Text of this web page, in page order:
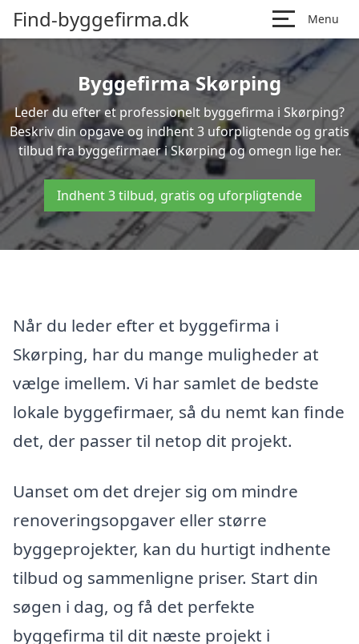
Find-byggefirma.dk Menu
Byggefirma Skørping
Leder du efter et professionelt byggefirma i Skørping?
Beskriv din opgave og indhent 3 uforpligtende og gratis
tilbud fra byggefirmaer i Skørping og omegn lige her.
Indhent 3 tilbud, gratis og uforpligtende
Når du leder efter et byggefirma i
Skørping, har du mange muligheder at
vælge imellem. Vi har samlet de bedste
lokale byggefirmaer, så du nemt kan finde
det, der passer til netop dit projekt.
Uanset om det drejer sig om mindre
renoveringsopgaver eller større
byggeprojekter, kan du hurtigt indhente
tilbud og sammenligne priser. Start din
søgen i dag, og få det perfekte
byggefirma til dit næste projekt i